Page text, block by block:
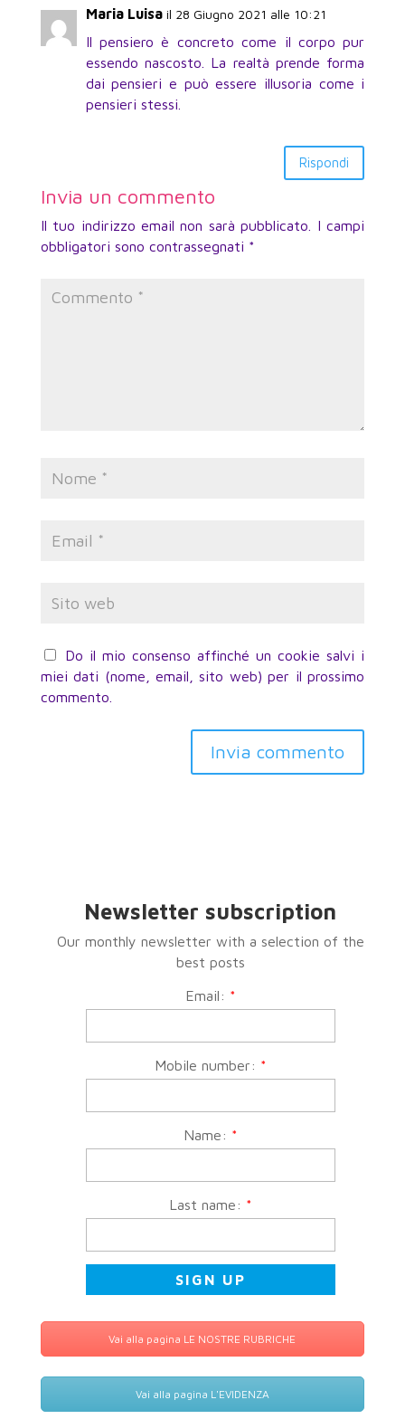
Maria Luisa il 28 Giugno 2021 alle 10:21
Il pensiero è concreto come il corpo pur
essendo nascosto. La realtà prende forma
dai pensieri e può essere illusoria come i
pensieri stessi.
Rispondi
Invia un commento
Il tuo indirizzo email non sarà pubblicato.
I campi
obbligatori sono contrassegnati *
Do il mio consenso affinché un cookie salvi i
miei dati (nome, email, sito web) per il prossimo
commento.
Invia commento
Newsletter subscription
Our monthly newsletter with a selection of the
best posts
Email: *
Mobile number: *
Name: *
Last name: *
Vai alla pagina LE NOSTRE RUBRICHE
Vai alla pagina L'EVIDENZA